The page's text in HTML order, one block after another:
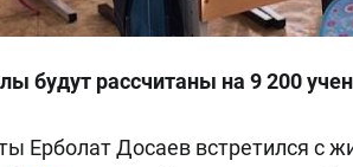
будут рассчитаны на 9 200
Ерболат Досаев встретился с